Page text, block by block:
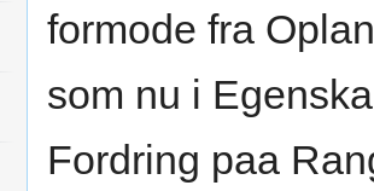
formode fra
som nu i
Fordring paa